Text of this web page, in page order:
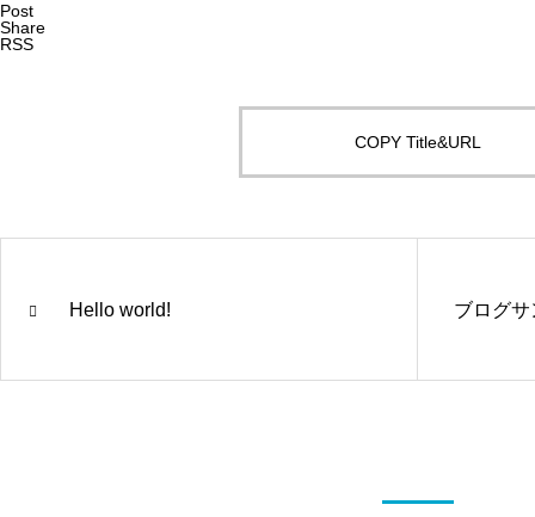
Post
Share
RSS
COPY Title&URL
Hello world! ブログ